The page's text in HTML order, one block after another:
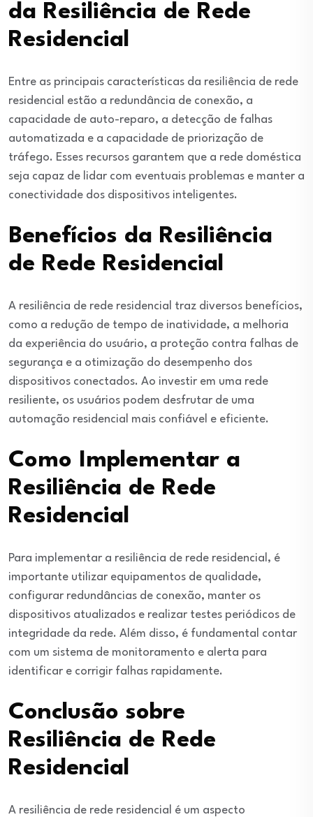
da Resiliência de Rede
Residencial
Entre as principais características da resiliência de rede
residencial estão a redundância de conexão, a
capacidade de auto-reparo, a detecção de falhas
automatizada e a capacidade de priorização de
tráfego. Esses recursos garantem que a rede doméstica
seja capaz de lidar com eventuais problemas e manter a
conectividade dos dispositivos inteligentes.
Benefícios da Resiliência
de Rede Residencial
A resiliência de rede residencial traz diversos benefícios,
como a redução de tempo de inatividade, a melhoria
da experiência do usuário, a proteção contra falhas de
segurança e a otimização do desempenho dos
dispositivos conectados. Ao investir em uma rede
resiliente, os usuários podem desfrutar de uma
automação residencial mais confiável e eficiente.
Como Implementar a
Resiliência de Rede
Residencial
Para implementar a resiliência de rede residencial, é
importante utilizar equipamentos de qualidade,
configurar redundâncias de conexão, manter os
dispositivos atualizados e realizar testes periódicos de
integridade da rede. Além disso, é fundamental contar
com um sistema de monitoramento e alerta para
identificar e corrigir falhas rapidamente.
Conclusão sobre
Resiliência de Rede
Residencial
A resiliência de rede residencial é um aspecto